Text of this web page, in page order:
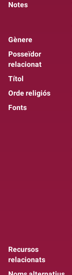
Notes
Gènere
Posseïdor
relacionat
Títol
Orde religiós
Fonts
Recursos
relacionats